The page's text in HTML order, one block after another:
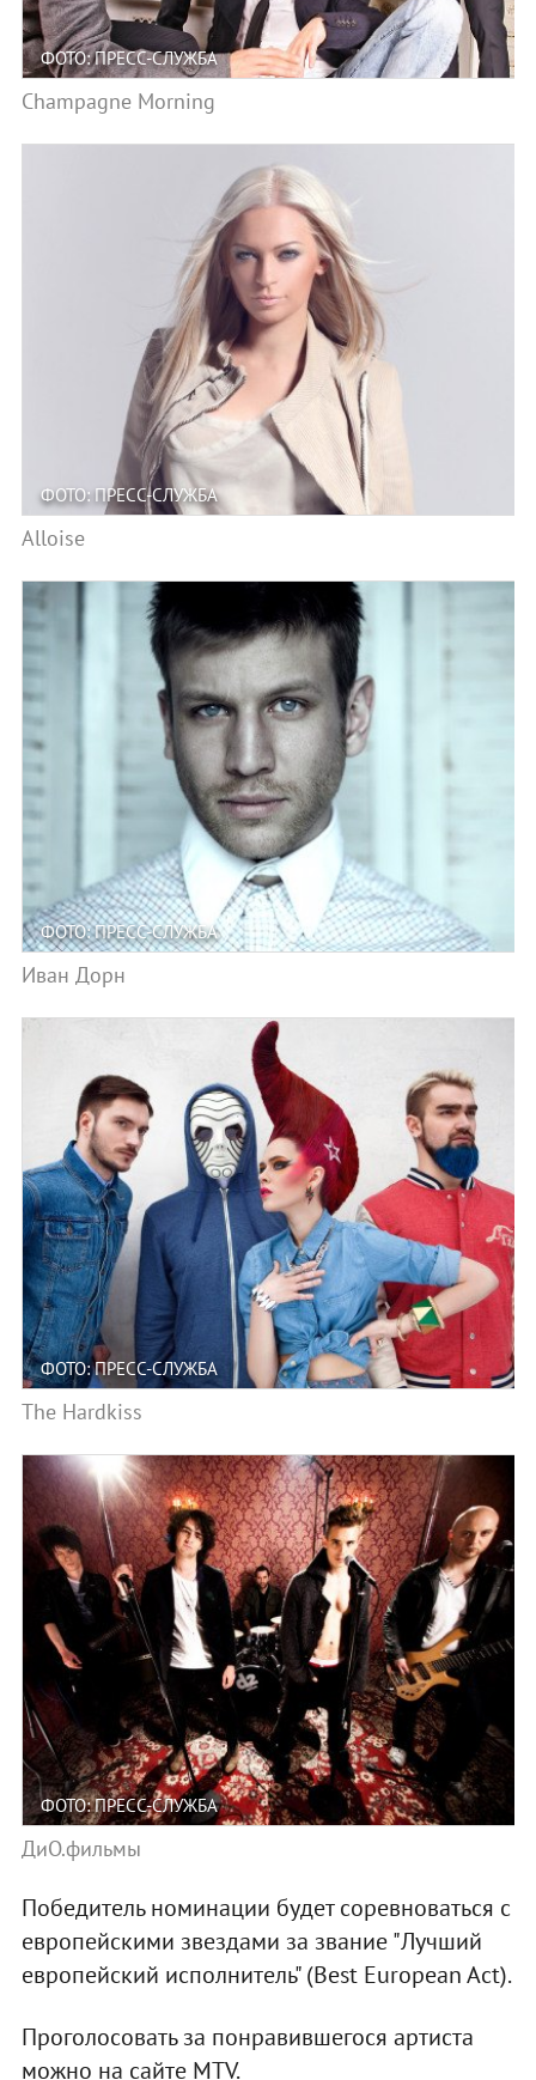
ФОТО: ПРЕСС-СЛУЖБА
Champagne Мorning
ФОТО: ПРЕСС-СЛУЖБА
Alloise
ФОТО: ПРЕСС-СЛУЖБА
Иван Дорн
ФОТО: ПРЕСС-СЛУЖБА
The Hardkiss
ФОТО: ПРЕСС-СЛУЖБА
ДиО.фильмы
Победитель номинации будет соревноваться с
европейскими звездами за звание "Лучший
европейский исполнитель" (Best European Act).
Проголосовать за понравившегося артиста
можно на сайте MTV.